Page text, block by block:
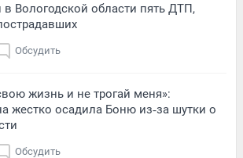
в Вологодской области пять ДТП,
Обсудить
жизнь и не трогай меня»:
жестко осадила Боню из‑за шутки о
Обсудить